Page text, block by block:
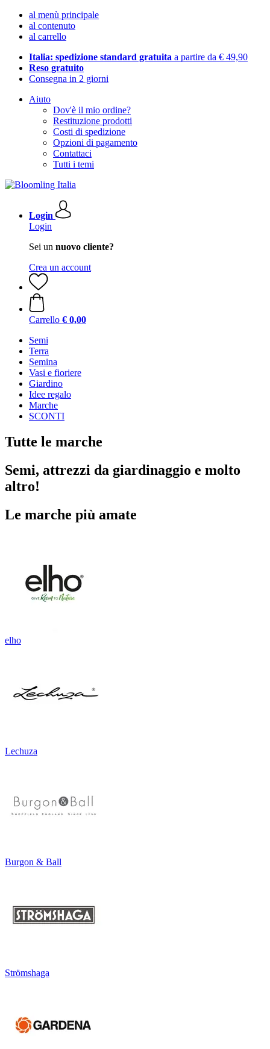
al menù principale
al contenuto
al carrello
Italia: spedizione standard gratuita a partire da € 49,90
Reso gratuito
Consegna in 2 giorni
Aiuto
Dov'è il mio ordine?
Restituzione prodotti
Costi di spedizione
Opzioni di pagamento
Contattaci
Tutti i temi
Login
Login
Sei un nuovo cliente?
Crea un account
Carrello € 0,00
Semi
Terra
Semina
Vasi e fioriere
Giardino
Idee regalo
Marche
SCONTI
Tutte le marche
Semi, attrezzi da giardinaggio e molto
altro!
Le marche più amate
elho
Lechuza
Burgon & Ball
Strömshaga